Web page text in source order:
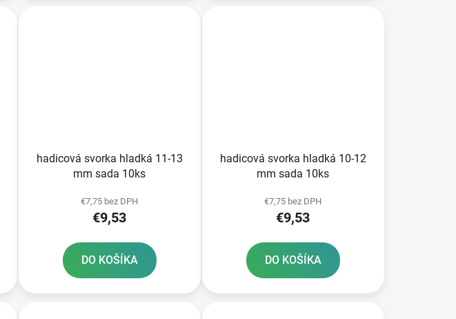
hadicová svorka hladká 11-13
mm sada 10ks
€7,75 bez DPH
€9,53
DO KOŠÍKA
hadicová svorka hladká 10-12
mm sada 10ks
€7,75 bez DPH
€9,53
DO KOŠÍKA